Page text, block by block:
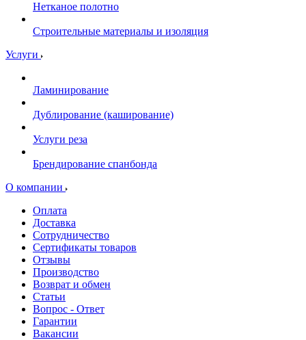
Нетканое полотно
Строительные материалы и изоляция
Услуги
Ламинирование
Дублирование (каширование)
Услуги реза
Брендирование спанбонда
О компании
Оплата
Доставка
Сотрудничество
Сертификаты товаров
Отзывы
Производство
Возврат и обмен
Статьи
Вопрос - Ответ
Гарантии
Вакансии